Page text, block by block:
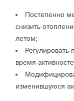
Постепенно
снизить
летом;
Регулировать
время
изменившуюся